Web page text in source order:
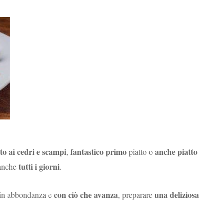
ai cedri e scampi, fantastico primopiatto oanche piatto
tutti i giorni.
abbondanza econ ciò che avanza, preparareuna deliziosa